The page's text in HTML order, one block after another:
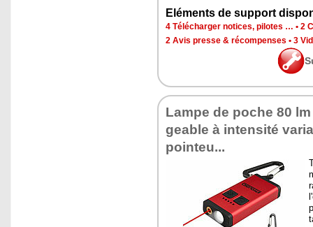
Elé­ments de sup­port
4 Télé­char­ger notices, pilotes … • 2
2 Avis presse & récom­penses • 3
Lampe de poche 80
geable à inten­sité
poin­teu...